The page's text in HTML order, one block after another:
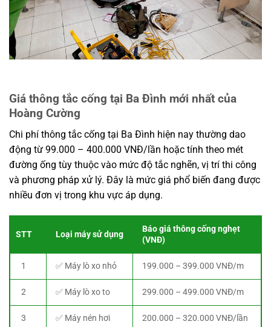
Giá thông tắc cống tại Ba Đình mới nhất của
Hoàng Cường
Chi phí thông tắc cống tại Ba Đình hiện nay thường dao
động từ 99.000 – 400.000 VNĐ/lần hoặc tính theo mét
đường ống tùy thuộc vào mức độ tắc nghẽn, vị trí thi công
và phương pháp xử lý. Đây là mức giá phổ biến đang được
nhiều đơn vị trong khu vực áp dụng.
STT Loại máy sử dụng
Báo giá thông cống nghẹt
(VNĐ)
1 ✅ Máy lò xo nhỏ 199.000 – 399.000 VNĐ/m
2 ✅ Máy lò xo to 299.000 – 499.000 VNĐ/m
3 ✅ Máy nén hơi 200.000 – 320.000 VNĐ/lần